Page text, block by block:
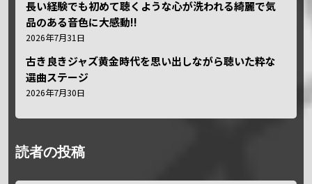
長い経験でも初めて聴くような心が洗われる綺麗で気
品のある音色に大感動!!
2026年7月31日
古き良きジャズ黄金時代を思い出しながら聴いた粋な
選曲ステージ
2026年7月30日
読者の投稿